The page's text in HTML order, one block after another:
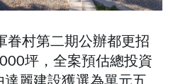
眷村第二期公辦都更招
坪，全案預估總投資
麗建設獲選為單元五、